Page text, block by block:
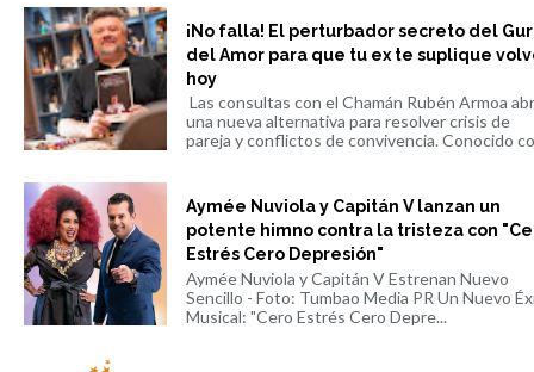
¡No falla! El perturbador secreto del
del Amor para que tu ex te suplique
hoy
Las consultas con el Chamán Rubén Armoa
una nueva alternativa para resolver crisis de
pareja y conflictos de convivencia. Conocido
Aymée Nuviola y Capitán V lanzan un
potente himno contra la tristeza con
Estrés Cero Depresión"
Aymée Nuviola y Capitán V Estrenan Nuevo
Sencillo - Foto: Tumbao Media PR Un Nuevo
Musical: "Cero Estrés Cero Depre...